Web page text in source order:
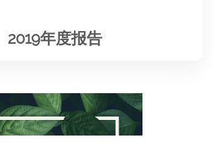
2019年度报告